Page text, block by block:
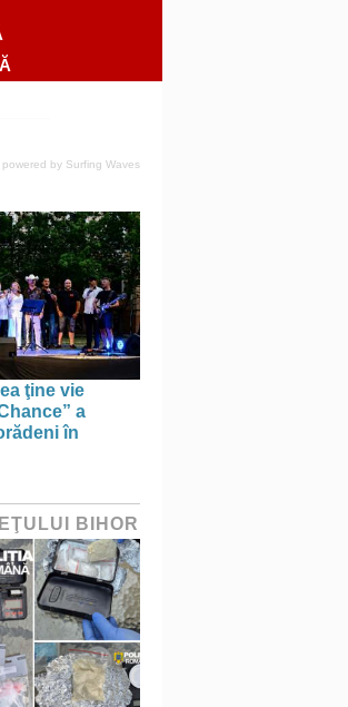
powered by Surfing Waves
ţine vie
a
în
BIHOR